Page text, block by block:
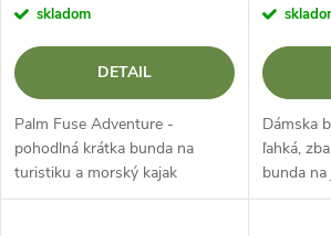
skladom
DETAIL
Palm Fuse Adventure -
pohodlná krátka bunda na
turistiku a morský kajak
Dobrodružstvo s dlaňovou
Dámska
ľahká,
bunda
Palm